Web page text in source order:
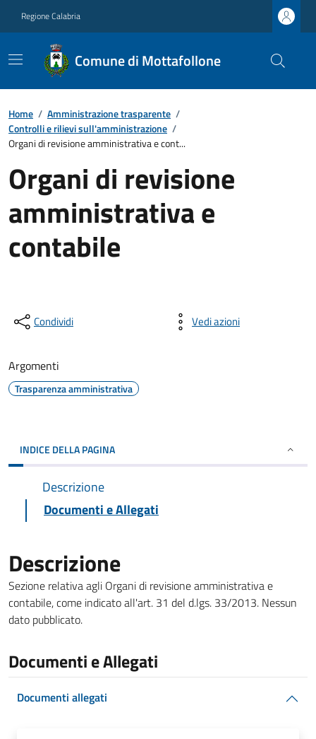
Regione Calabria
Comune di Mottafollone
Home / Amministrazione trasparente /
Controlli e rilievi sull'amministrazione /
Organi di revisione amministrativa e cont...
Organi di revisione
amministrativa e
contabile
Condividi Vedi azioni
Argomenti
Trasparenza amministrativa
INDICE DELLA PAGINA
Descrizione
Documenti e Allegati
Descrizione
Sezione relativa agli Organi di revisione amministrativa e
contabile, come indicato all'art. 31 del d.lgs. 33/2013. Nessun
dato pubblicato.
Documenti e Allegati
Documenti allegati